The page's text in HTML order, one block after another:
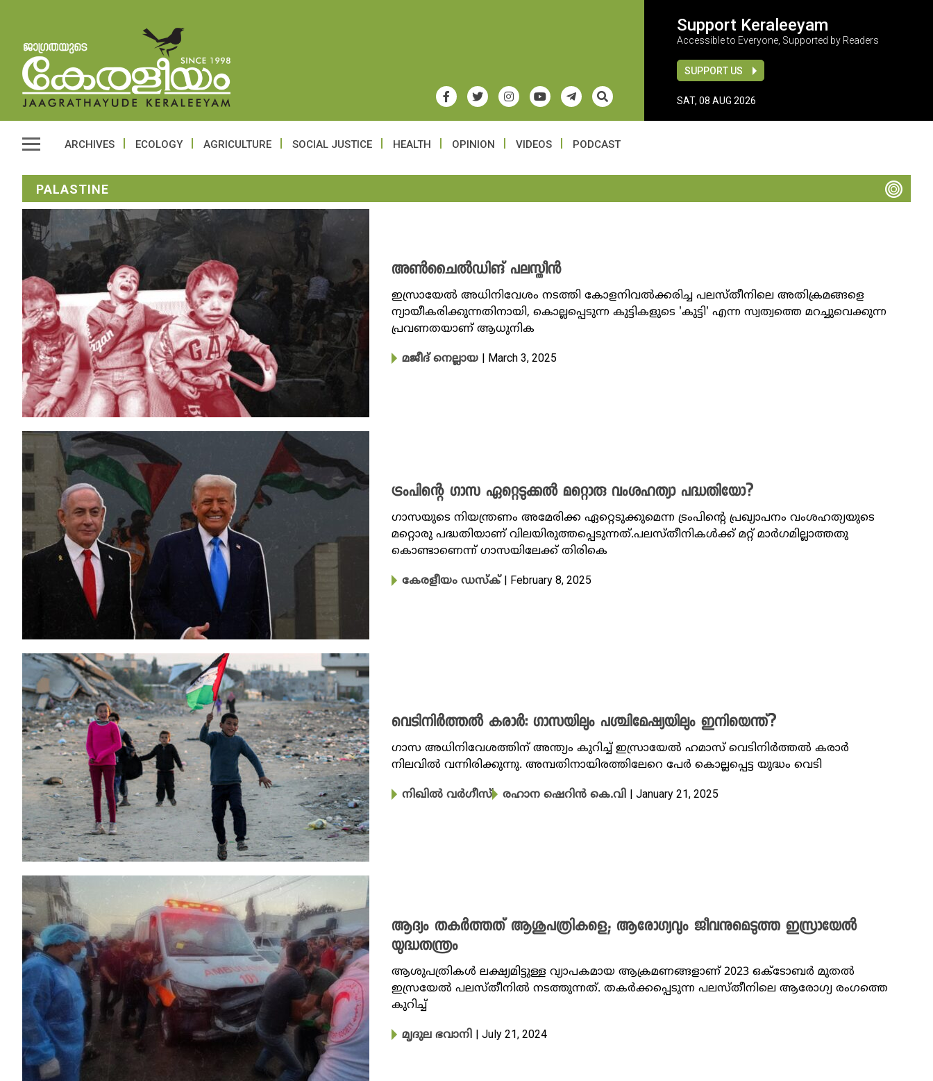
Support Keraleeyam
Accessible to Everyone, Supported by Readers
SUPPORT US
SAT, 08 AUG 2026
ARCHIVES ECOLOGY AGRICULTURE SOCIAL JUSTICE HEALTH OPINION VIDEOS PODCAST
PALASTINE
അൺചൈൽഡിങ് പലസ്തീൻ
ഇസ്രായേൽ അധിനിവേശം നടത്തി കോളനിവൽക്കരിച്ച പലസ്തീനിലെ അതിക്രമങ്ങളെ
ന്യായീകരിക്കുന്നതിനായി, കൊല്ലപ്പെടുന്ന കുട്ടികളുടെ 'കുട്ടി' എന്ന സ്വത്വത്തെ മറച്ചുവെക്കുന്ന
പ്രവണതയാണ് ആധുനിക
മജീദ് നെല്ലായ | March 3, 2025
ട്രംപിന്റെ ഗാസ ഏറ്റെടുക്കൽ മറ്റൊരു വംശഹത്യാ പദ്ധതിയോ?
ഗാസയുടെ നിയന്ത്രണം അമേരിക്ക ഏറ്റെടുക്കുമെന്ന ട്രംപിന്റെ പ്രഖ്യാപനം വംശഹത്യയുടെ
മറ്റൊരു പദ്ധതിയാണ് വിലയിരുത്തപ്പെടുന്നത്.പലസ്തീനികൾക്ക് മറ്റ് മാർഗമില്ലാത്തതു
കൊണ്ടാണെന്ന് ​ഗാസയിലേക്ക് തിരികെ
കേരളീയം ഡസ്ക് | February 8, 2025
വെടിനിർത്തൽ കരാർ: ഗാസയിലും പശ്ചിമേഷ്യയിലും ഇനിയെന്ത്?
​ഗാസ അധിനിവേശത്തിന് അന്ത്യം കുറിച്ച് ഇസ്രായേൽ ഹമാസ് വെടിനിർത്തൽ കരാർ
നിലവിൽ വന്നിരിക്കുന്നു. അമ്പതിനായിരത്തിലേറെ പേർ കൊല്ലപ്പെട്ട യുദ്ധം വെടി
നിഖില്‍ വര്‍ഗീസ്‌ രഹാന ഷെറിൻ കെ.വി | January 21, 2025
ആദ്യം തകർത്തത് ആശുപത്രികളെ; ആരോഗ്യവും ജീവനുമെടുത്ത ഇസ്രായേൽ
യുദ്ധതന്ത്രം
ആശുപത്രികൾ ലക്ഷ്യമിട്ടുള്ള വ്യാപകമായ ആക്രമണങ്ങളാണ് 2023 ഒക്ടോബർ മുതൽ
ഇസ്രയേല്‍ പലസ്തീനിൽ നടത്തുന്നത്. തകർക്കപ്പെടുന്ന പലസ്തീനിലെ ആരോ​ഗ്യ ​രം​ഗത്തെ
കുറിച്ച്
മൃദുല ഭവാനി | July 21, 2024